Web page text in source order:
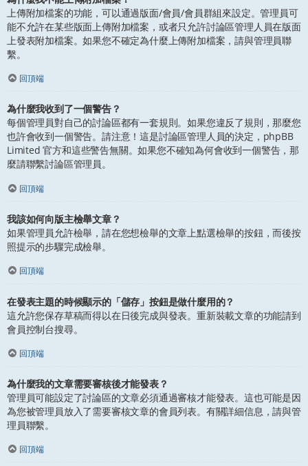
上傳附加檔案的功能，可以通過版面/會員/會員群組來設定。管理員可
能不允許在某些版面上傳附加檔案，或者只允許討論區管理人員在版面
上發表附加檔案。如果您不確定為什麼上傳附加檔案，請與管理員聯
繫。
回頂端
為什麼我收到了一個警告？
每個管理員對自己的討論區都有一套規則。如果您違反了規則，那麼您
也許會收到一個警告。請注意！這是討論區管理人員的決定，phpBB
Limited 官方和這些警告無關。如果您不確知為何會收到一個警告，那
麼請聯繫討論區管理員。
回頂端
我該如何向版主檢舉文章？
如果管理員允許檢舉，請在您想檢舉的文章上點選檢舉的按鈕，而後按
照提示的步驟完成檢舉。
回頂端
在發表主題的時候顯示的「儲存」按鈕是做什麼用的？
這允許您保存草稿而得以在日後完成與發表。重新裝載文章的功能請到
會員控制台搜尋。
回頂端
為什麼我的文章需要審核後才能發表？
管理員可能設定了討論區的文章必須通過審核才能發表。這也可能是因
為您被管理員放入了需要審核文章的會員列表。有關詳細信息，請與管
理員聯繫。
回頂端